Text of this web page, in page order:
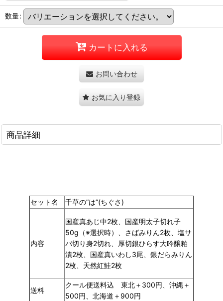
数量:
カートに入れる
お問い合わせ
お気に入り登録
商品詳細
セット名 千草の”は”(ちぐさ)
内容
国産真あじ中2枚、国産明太子切れ子
50g（※選択時）
、さばみりん2枚、塩サ
バ切り身2切れ、厚切銀ひらす大吟醸粕
漬2枚、国産真いわし3尾、銀だらみりん
2枚、天然紅鮭2枚
送料
クール便送料込 東北＋300円、沖縄＋
500円、北海道＋900円